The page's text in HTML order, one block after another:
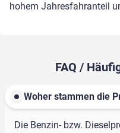
hohem Jahresfahranteil
FAQ /
Woher stammen die
Die Benzin- bzw.